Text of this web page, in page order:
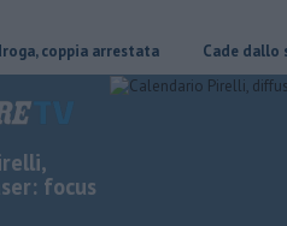
arrestata Cade dallo scooter,
focus